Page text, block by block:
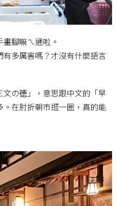
腳嘛ㄟ通啦。
多厲害嗎？才沒有什麼語言
の徳」，意思跟中文的「早
在肘折朝市逛一圈，真的能